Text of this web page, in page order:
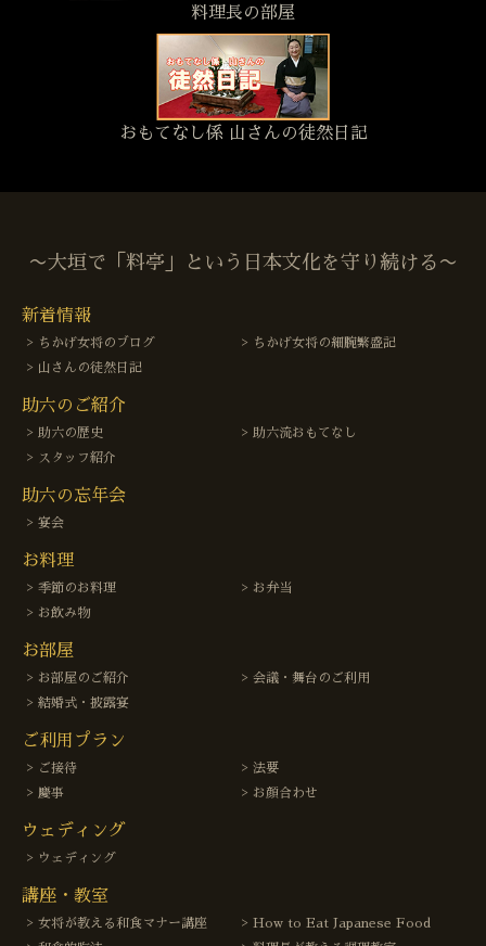
料理長の部屋
おもてなし係 山さんの徒然日記
〜大垣で「料亭」という日本文化を守り続ける〜
新着情報
ちかげ女将のブログ
ちかげ女将の細腕繁盛記
山さんの徒然日記
助六のご紹介
助六の歴史
助六流おもてなし
スタッフ紹介
助六の忘年会
宴会
お料理
季節のお料理
お弁当
お飲み物
お部屋
お部屋のご紹介
会議・舞台のご利用
結婚式・披露宴
ご利用プラン
ご接待
法要
慶事
お顔合わせ
ウェディング
ウェディング
講座・教室
女将が教える和食マナー講座
How to Eat Japanese Food